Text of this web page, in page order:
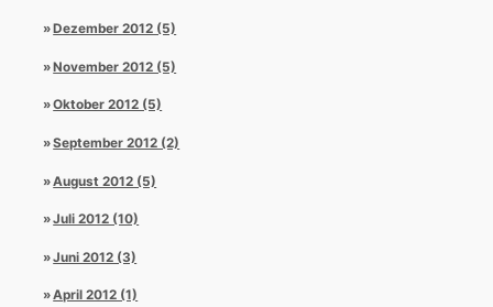
Dezember 2012 (5)
November 2012 (5)
Oktober 2012 (5)
September 2012 (2)
August 2012 (5)
Juli 2012 (10)
Juni 2012 (3)
April 2012 (1)